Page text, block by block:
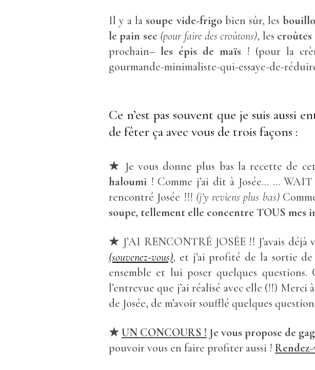
Il y a la soupe vide-frigobien sûr, les
le pain sec (pour faire des croûtons), les croûtes
prochain– les épis de maïs ! (pour la
gourmande-minimaliste-qui-essaye-de-
Ce n’est pas souvent que je suis aussi
de fêter ça avec vous de trois façons :
★ Je vous donne plus bas la recette de
haloumi ! Comme j’ai dit à Josée… …
rencontré Josée !!! (j’y reviens plus bas)
soupe, tellement elle concentre TOUS mes
★ J’AI RENCONTRÉ JOSÉE !! J’avais déjà
(souvenez-vous), et j’ai profité de la sortie
ensemble et lui poser quelques questions.
l’entrevue que j’ai réalisé avec elle (!!)
de Josée, de m’avoir soufflé quelques
★UN CONCOURS ! Je vous propose de
pouvoir vous en faire profiter aussi !